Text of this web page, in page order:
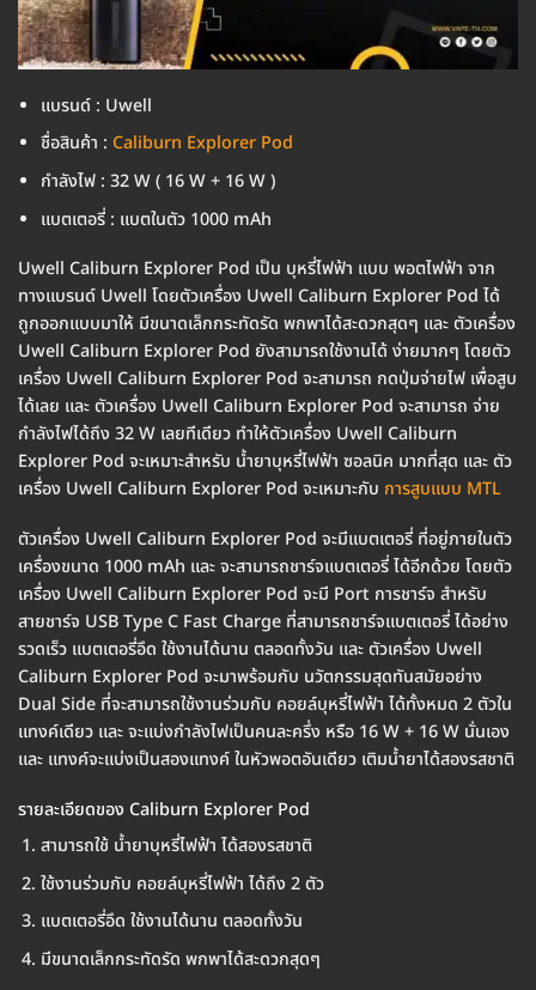
แบรนด์ : Uwell
ชื่อสินค้า : Caliburn Explorer Pod
กำลังไฟ : 32 W ( 16 W + 16 W )
แบตเตอรี่ : แบตในตัว 1000 mAh
Uwell Caliburn Explorer Pod เป็น บุหรี่ไฟฟ้า แบบ พอตไฟฟ้า จาก
ทางแบรนด์ Uwell โดยตัวเครื่อง Uwell Caliburn Explorer Pod ได้
ถูกออกแบบมาให้ มีขนาดเล็กกระทัดรัด พกพาได้สะดวกสุดๆ และ ตัวเครื่อง
Uwell Caliburn Explorer Pod ยังสามารถใช้งานได้ ง่ายมากๆ โดยตัว
เครื่อง Uwell Caliburn Explorer Pod จะสามารถ กดปุ่มจ่ายไฟ เพื่อสูบ
ได้เลย และ ตัวเครื่อง Uwell Caliburn Explorer Pod จะสามารถ จ่าย
กำลังไฟได้ถึง 32 W เลยทีเดียว ทำให้ตัวเครื่อง Uwell Caliburn
Explorer Pod จะเหมาะสำหรับ น้ำยาบุหรี่ไฟฟ้า ซอลนิค มากที่สุด และ ตัว
เครื่อง Uwell Caliburn Explorer Pod จะเหมาะกับ การสูบแบบ MTL
ตัวเครื่อง Uwell Caliburn Explorer Pod จะมีแบตเตอรี่ ที่อยู่ภายในตัว
เครื่องขนาด 1000 mAh และ จะสามารถชาร์จแบตเตอรี่ ได้อีกด้วย โดยตัว
เครื่อง Uwell Caliburn Explorer Pod จะมี Port การชาร์จ สำหรับ
สายชาร์จ USB Type C Fast Charge ที่สามารถชาร์จแบตเตอรี่ ได้อย่าง
รวดเร็ว แบตเตอรี่อึด ใช้งานได้นาน ตลอดทั้งวัน และ ตัวเครื่อง Uwell
Caliburn Explorer Pod จะมาพร้อมกับ นวัตกรรมสุดทันสมัยอย่าง
Dual Side ที่จะสามารถใช้งานร่วมกับ คอยล์บุหรี่ไฟฟ้า ได้ทั้งหมด 2 ตัวใน
แทงค์เดียว และ จะแบ่งกำลังไฟเป็นคนละครึ่ง หรือ 16 W + 16 W นั่นเอง
และ แทงค์จะแบ่งเป็นสองแทงค์ ในหัวพอตอันเดียว เติมน้ำยาได้สองรสชาติ
รายละเอียดของ Caliburn Explorer Pod
สามารถใช้ น้ำยาบุหรี่ไฟฟ้า ได้สองรสชาติ
ใช้งานร่วมกับ คอยล์บุหรี่ไฟฟ้า ได้ถึง 2 ตัว
แบตเตอรี่อึด ใช้งานได้นาน ตลอดทั้งวัน
มีขนาดเล็กกระทัดรัด พกพาได้สะดวกสุดๆ